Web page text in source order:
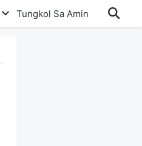
Tungkol Sa Amin